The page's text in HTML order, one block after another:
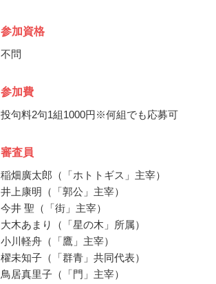
参加資格
不問
参加費
投句料2句1組1000円※何組でも応募可
審査員
稲畑廣太郎（「ホトトギス」主宰）
井上康明（「郭公」主宰）
今井 聖（「街」主宰）
大木あまり（「星の木」所属）
小川軽舟（「鷹」主宰）
櫂未知子（「群青」共同代表）
鳥居真里子（「門」主宰）